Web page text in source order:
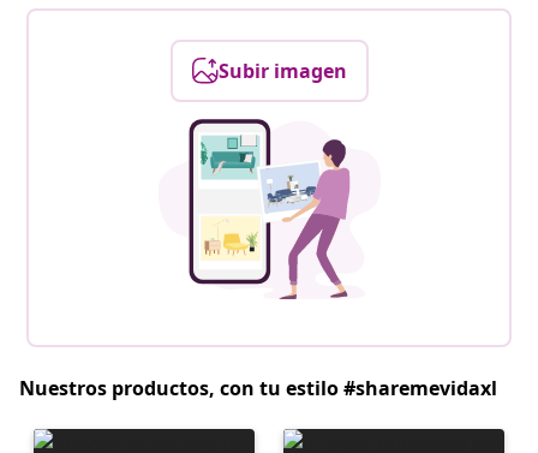
Subir imagen
Nuestros productos, con tu estilo #sharemevidaxl